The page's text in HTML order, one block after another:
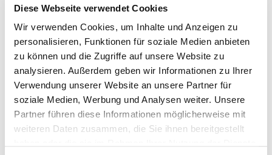
Diese Webseite verwendet Cookies
Wir verwenden Cookies, um Inhalte und Anzeigen zu
personalisieren, Funktionen für soziale Medien anbieten
zu können und die Zugriffe auf unsere Website zu
analysieren. Außerdem geben wir Informationen zu Ihrer
Verwendung unserer Website an unsere Partner für
soziale Medien, Werbung und Analysen weiter. Unsere
Partner führen diese Informationen möglicherweise mit
weiteren Daten zusammen, die Sie ihnen bereitgestellt
sind. Diese User lassen sich im Backend
entsprechend Ihrer Rolle einrichten.
Handlungsschnelle Unterstützung im
Data Driven Business
Ist große Eile geboten? Kein Problem: Mit der
firstaudit Reporting-App behält der User seine To-